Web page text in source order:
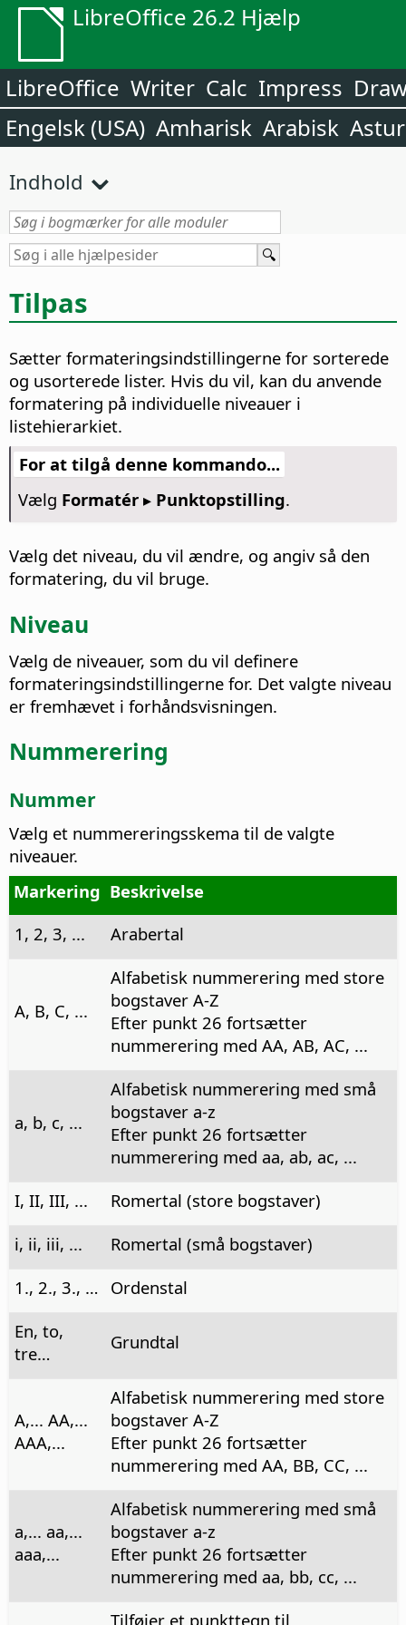
LibreOffice 26.2 Hjælp
LibreOffice Writer Calc Impress
Engelsk (USA) Amharisk Arabisk
Indhold
Tilpas
Sætter formateringsindstillingerne for sorterede
og usorterede lister. Hvis du vil, kan du anvende
formatering på individuelle niveauer i
listehierarkiet.
For at tilgå denne kommando...
Vælg Formatér ▸ Punktopstilling.
Vælg det niveau, du vil ændre, og angiv så den
formatering, du vil bruge.
Niveau
Vælg de niveauer, som du vil definere
formateringsindstillingerne for. Det valgte niveau
er fremhævet i forhåndsvisningen.
Nummerering
Nummer
Vælg et nummereringsskema til de valgte
niveauer.
Markering Beskrivelse
1, 2, 3, ...
Arabertal
A, B, C, ...
Alfabetisk nummerering med store
bogstaver A-Z
Efter punkt 26 fortsætter
nummerering med AA, AB, AC, ...
a, b, c, ...
Alfabetisk nummerering med små
bogstaver a-z
Efter punkt 26 fortsætter
nummerering med aa, ab, ac, ...
I, II, III, ...
Romertal (store bogstaver)
i, ii, iii, ...
Romertal (små bogstaver)
1., 2., 3., … Ordenstal
En, to,
tre…
Grundtal
A,... AA,...
AAA,...
Alfabetisk nummerering med store
bogstaver A-Z
Efter punkt 26 fortsætter
nummerering med AA, BB, CC, ...
a,... aa,...
aaa,...
Alfabetisk nummerering med små
bogstaver a-z
Efter punkt 26 fortsætter
nummerering med aa, bb, cc, ...
Tilføjer et punkttegn til